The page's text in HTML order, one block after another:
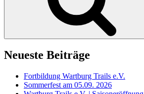
Neueste Beiträge
Fortbildung Wartburg Trails e.V.
Sommerfest am 05.09. 2026